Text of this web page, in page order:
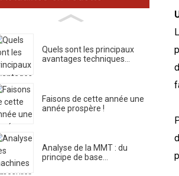
Quels sont les principaux
avantages techniques...
Faisons de cette année une
année prospère !
Analyse de la MMT : du
principe de base…